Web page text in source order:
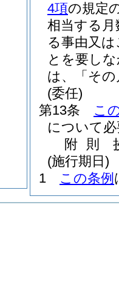
4項の規定
相当する月
る事由又
とを要し
は、「そ
(委任)
第13条
こ
について
附 則
(施行期日)
1
この条例